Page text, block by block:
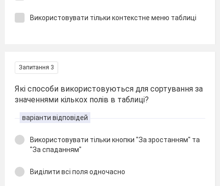
Використовувати тільки контекстне меню таблиці
Запитання 3
Які способи використовуються для сортування за
значеннями кількох полів в таблиці?
варіанти відповідей
Використовувати тільки кнопки "За зростанням" та
"За спаданням"
Виділити всі поля одночасно